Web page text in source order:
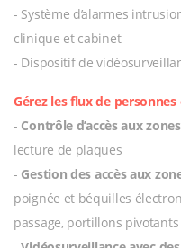
- Système d’alarmes
clinique et cabinet
- Dispositif de
Gérez les flux de
- Contrôle d’accès aux
lecture de plaques
- Gestion des accès aux
poignée et béquilles
passage, portillons pivotants